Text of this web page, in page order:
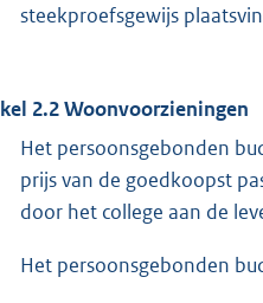
steekproefsgewijs
2.2 Woonvoorzieningen
Het persoonsgebonden
prijs van de goedkoopst
door het college aan de
Het persoonsgebonden